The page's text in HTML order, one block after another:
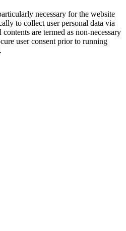
necessary for the website
to collect user personal data via
are termed as non-necessary
user consent prior to running